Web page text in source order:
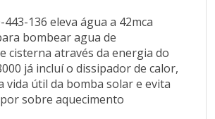
12Vcc e possui consumo máximo
máxima de 6,6 litros por minuto
e de 4,6 litros por
bombeia água a 42 metros de
(60 PSI).
136 eleva água a 42mca
bombear agua de
cisterna através da energia do
já incluí o dissipador de calor,
vida útil da bomba solar e evita
sobre aquecimento